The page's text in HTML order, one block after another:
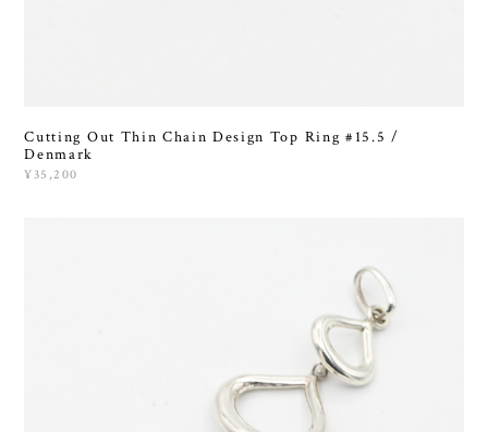
Cutting Out Thin Chain Design Top Ring #15.5 /
Denmark
¥35,200